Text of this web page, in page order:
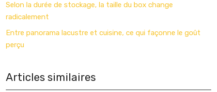
Selon la durée de stockage, la taille du box change
radicalement
Entre panorama lacustre et cuisine, ce qui façonne le goût
perçu
Articles similaires